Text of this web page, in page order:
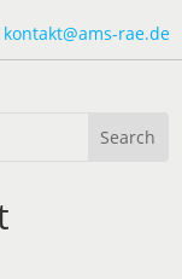
kontakt@ams-rae.de